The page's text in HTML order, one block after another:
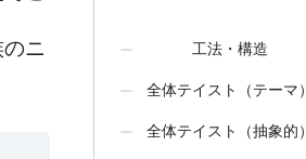
ニ
工法・構造
全体テイスト（テーマ）
全体テイスト（抽象的）